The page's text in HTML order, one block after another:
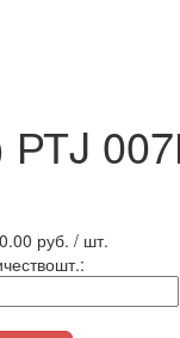
РТJ
руб. / шт.
шт.: